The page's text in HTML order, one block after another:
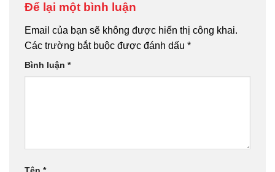
Để lại một bình luận
Email của bạn sẽ không được hiển thị công khai.
Các trường bắt buộc được đánh dấu *
Bình luận *